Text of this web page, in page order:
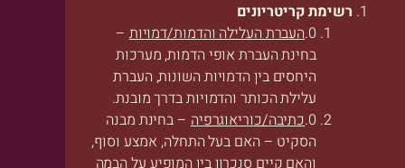
רשימת קריטריונים
העברת העלילה והדמות/דמויות–
בחינת העברת אופי הדמות, מערכות
היחסים בין הדמויות השונות, העברת
עלילת הכותר והדמויות בדרך מובנת.
כתיבה/כוריאוגרפיה– בחינת מבנה
הסקיט – האם בעל התחלה, אמצע וסוף,